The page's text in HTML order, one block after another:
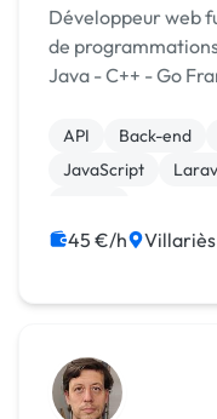
Développeur web full-
de
Java - C++ - Go Framework/cms/technos : -
Aws Mise en
API Back-end
JavaScript
45 €/h Villariès